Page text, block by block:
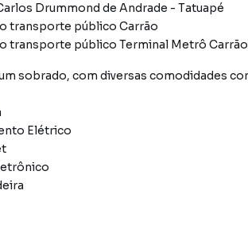
Drummond de Andrade - Tatuapé
transporte público Carrão
transporte público Terminal Metrô
sobrado, com diversas comodidades
Elétrico